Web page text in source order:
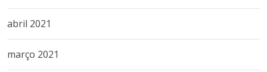
abril 2021
março 2021